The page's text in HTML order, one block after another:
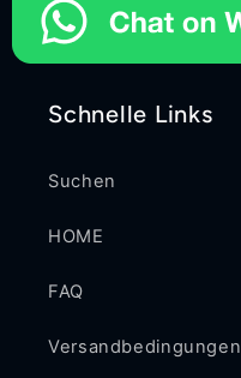
Schnelle Links
Suchen
HOME
FAQ
Versandbedingungen